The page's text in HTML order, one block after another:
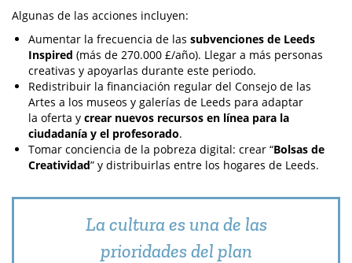
Algunas de las acciones incluyen:
Aumentar la frecuencia de las subvenciones de Leeds
Inspired (más de 270.000 £/año). Llegar a más personas
creativas y apoyarlas durante este periodo.
Redistribuir la financiación regular del Consejo de las
Artes a los museos y galerías de Leeds para adaptar
la oferta y crear nuevos recursos en línea para la
ciudadanía y el profesorado.
Tomar conciencia de la pobreza digital: crear “Bolsas de
Creatividad” y distribuirlas entre los hogares de Leeds.
La cultura es una de las
prioridades del plan